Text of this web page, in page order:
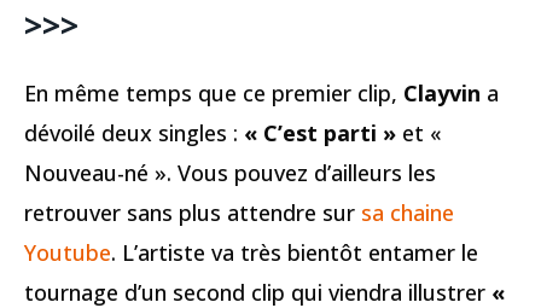
>>>
En même temps que ce premier clip, Clayvin a
dévoilé deux singles : « C’est parti » et «
Nouveau-né ». Vous pouvez d’ailleurs les
retrouver sans plus attendre sur sa chaine
Youtube. L’artiste va très bientôt entamer le
tournage d’un second clip qui viendra illustrer «